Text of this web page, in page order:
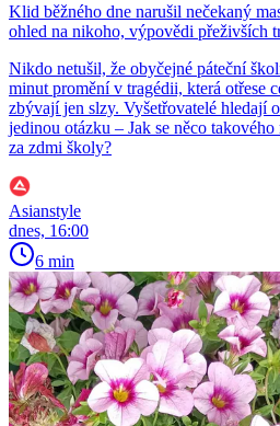
Klid běžného dne narušil nečekaný
ohled na nikoho, výpovědi přeživších
Nikdo netušil, že obyčejné páteční
minut promění v tragédii, která otřese
zbývají jen slzy. Vyšetřovatelé hledají
jedinou otázku – Jak se něco
za zdmi školy?
Asianstyle
dnes, 16:00
6 min